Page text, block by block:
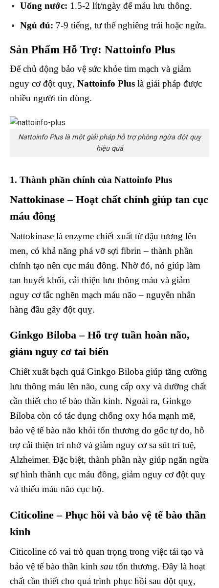
Uống nước: 1.5-2 lít/ngày để máu lưu thông.
Ngủ đủ: 7-9 tiếng, tư thế nghiêng trái hoặc ngửa.
Sản Phẩm Hỗ Trợ: Nattoinfo Plus
Để chủ động bảo vệ sức khỏe tim mạch và giảm
nguy cơ đột quỵ, Nattoinfo Plus là giải pháp được
nhiều người tin dùng.
Nattoinfo Plus là một giải pháp hỗ trợ phòng ngừa đột quỵ
hiệu quả
1. Thành phần chính của Nattoinfo Plus
Nattokinase – Hoạt chất chính giúp tan cục
máu đông
Nattokinase là enzyme chiết xuất từ đậu tương lên
men, có khả năng phá vỡ sợi fibrin – thành phần
chính tạo nên cục máu đông. Nhờ đó, nó giúp làm
tan huyết khối, cải thiện lưu thông máu và giảm
nguy cơ tắc nghẽn mạch máu não – nguyên nhân
hàng đầu gây đột quỵ.
Ginkgo Biloba – Hỗ trợ tuần hoàn não,
giảm nguy cơ tai biến
Chiết xuất bạch quả Ginkgo Biloba giúp tăng cường
lưu thông máu lên não, cung cấp oxy và dưỡng chất
cần thiết cho tế bào thần kinh. Ngoài ra, Ginkgo
Biloba còn có tác dụng chống oxy hóa mạnh mẽ,
bảo vệ tế bào não khỏi tổn thương do gốc tự do, hỗ
trợ cải thiện trí nhớ và giảm nguy cơ sa sút trí tuệ,
Alzheimer. Đặc biệt, thành phần này giúp ngăn ngừa
sự hình thành cục máu đông, giảm nguy cơ đột quỵ
và thiếu máu não cục bộ.
Citicoline – Phục hồi và bảo vệ tế bào thần
kinh
Citicoline có vai trò quan trọng trong việc tái tạo và
bảo vệ tế bào thần kinh sau tổn thương. Đây là hoạt
chất cần thiết cho quá trình phục hồi sau đột quỵ,